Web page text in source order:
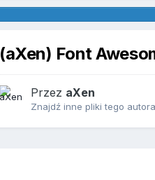
(aXen) Font
Przez aXen
Znajdź inne pliki tego autora